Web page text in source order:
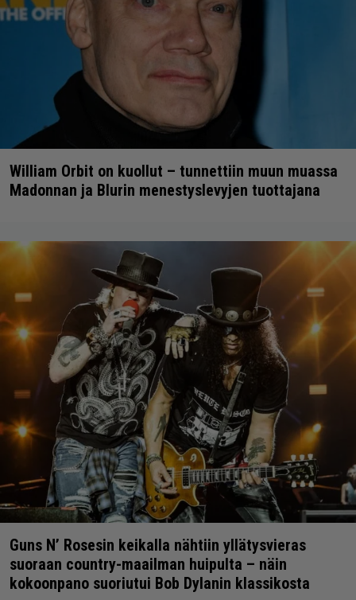
William Orbit on kuollut – tunnettiin muun muassa
Madonnan ja Blurin menestyslevyjen tuottajana
Guns N’ Rosesin keikalla nähtiin yllätysvieras
suoraan country-maailman huipulta – näin
kokoonpano suoriutui Bob Dylanin klassikosta